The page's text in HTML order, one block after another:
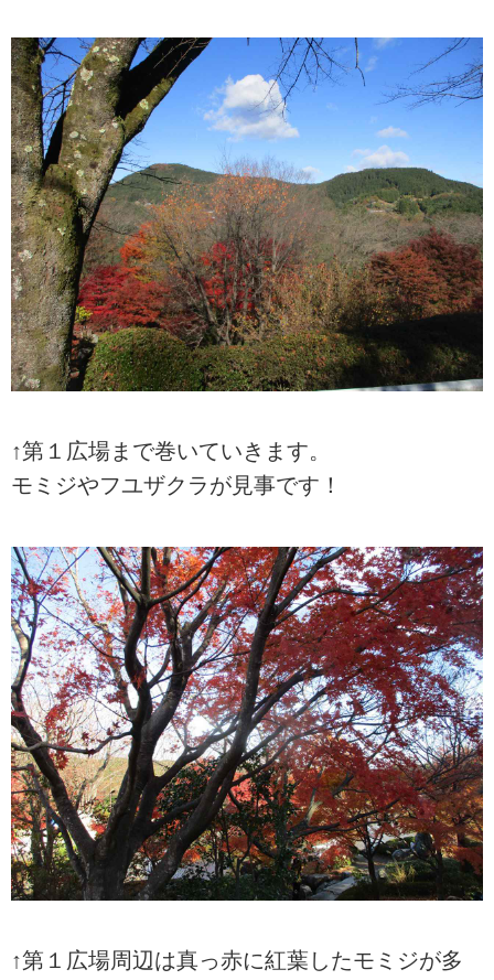
↑第１広場まで巻いていきます。
モミジやフユザクラが見事です！
↑第１広場周辺は真っ赤に紅葉したモミジが多